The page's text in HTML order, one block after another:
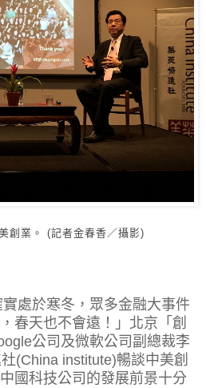
創業。 (記者金春香／攝影)
實處於寒冬，眾多金融大事件
春天也不會遠！」北京「創
公司及微軟公司副總裁李
(China institute)暢談中美創
國科技公司的發展前景十分